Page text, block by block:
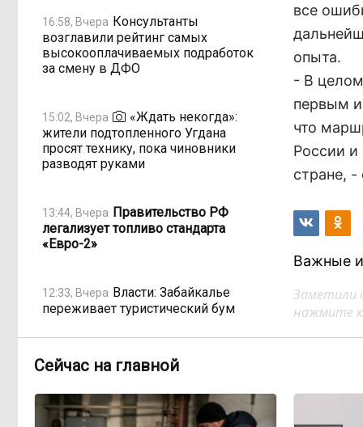
16:58, Вчера Консультанты
возглавили рейтинг самых
высокооплачиваемых подработок
за смену в ДФО
15:02, Вчера
«Ждать некогда»:
жители подтопленного Угдана
просят технику, пока чиновники
разводят руками
13:44, Вчера Правительство РФ
легализует топливо стандарта
«Евро-2»
12:33, Вчера Власти: Забайкалье
переживает туристический бум
11:05, Вчера
«В большинстве
регионов индексация прошла с 1
задержало повышение зарплат
бюджетникам
все
опыта.
- В целом
первым
что
России
стране, -
Важные
Заметили
нажмите
Сейчас на главной